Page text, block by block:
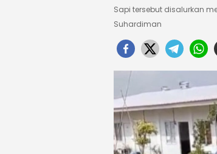
Sapi tersebut disalurkan
Suhardiman